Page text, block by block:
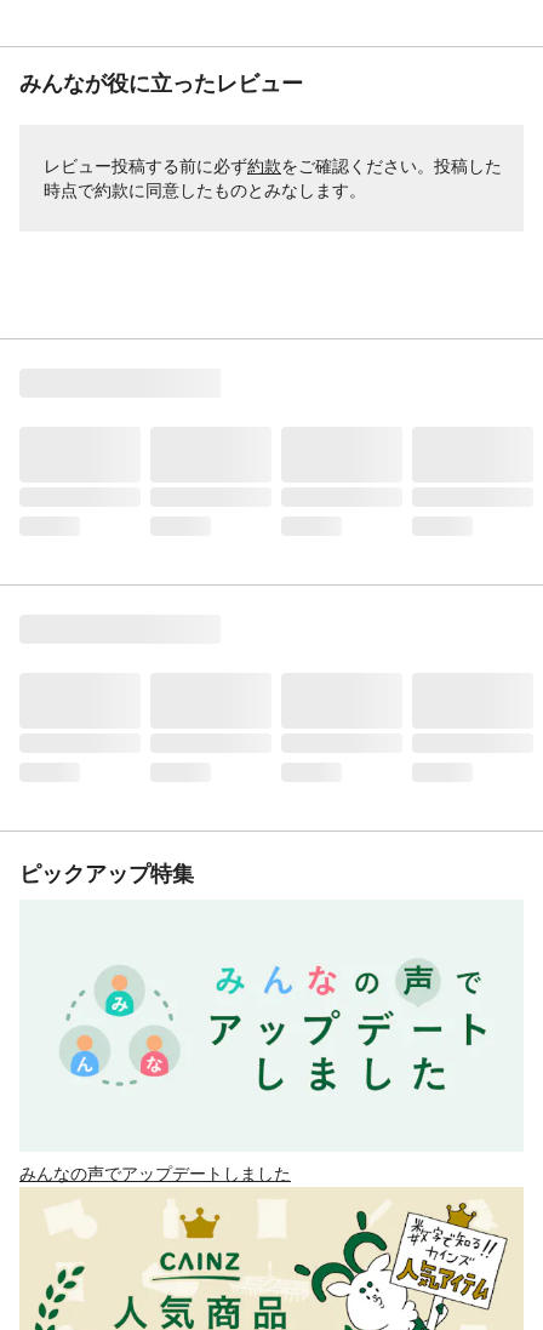
みんなが役に立ったレビュー
レビュー投稿する前に必ず約款をご確認ください。投稿した
時点で約款に同意したものとみなします。
ピックアップ特集
みんなの声でアップデートしました